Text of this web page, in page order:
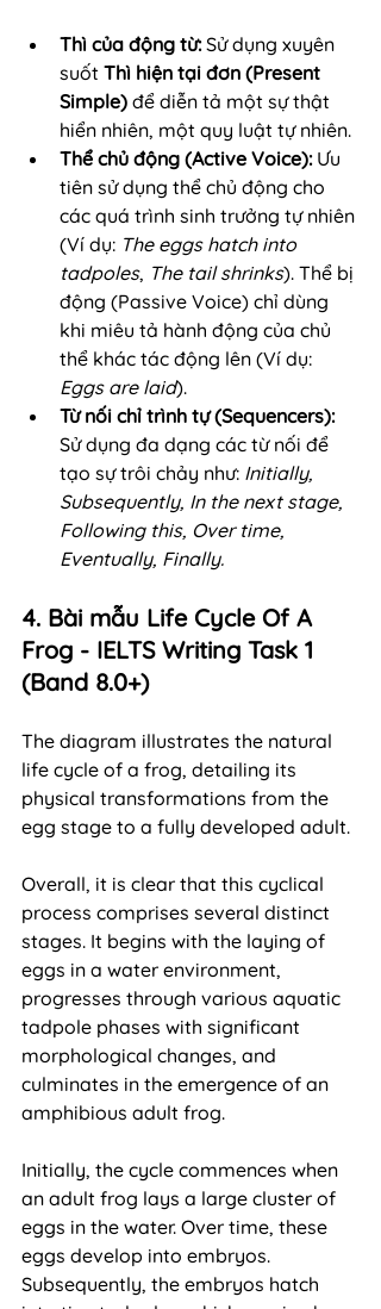
Thì của động từ: Sử dụng xuyên
suốt Thì hiện tại đơn (Present
Simple) để diễn tả một sự thật
hiển nhiên, một quy luật tự nhiên.
Thể chủ động (Active Voice): Ưu
tiên sử dụng thể chủ động cho
các quá trình sinh trưởng tự nhiên
(Ví dụ: The eggs hatch into
tadpoles, The tail shrinks). Thể bị
động (Passive Voice) chỉ dùng
khi miêu tả hành động của chủ
thể khác tác động lên (Ví dụ:
Eggs are laid).
Từ nối chỉ trình tự (Sequencers):
Sử dụng đa dạng các từ nối để
tạo sự trôi chảy như: Initially,
Subsequently, In the next stage,
Following this, Over time,
Eventually, Finally.
4. Bài mẫu Life Cycle Of A
Frog - IELTS Writing Task 1
(Band 8.0+)
The diagram illustrates the natural
life cycle of a frog, detailing its
physical transformations from the
egg stage to a fully developed adult.
Overall, it is clear that this cyclical
process comprises several distinct
stages. It begins with the laying of
eggs in a water environment,
progresses through various aquatic
tadpole phases with significant
morphological changes, and
culminates in the emergence of an
amphibious adult frog.
Initially, the cycle commences when
an adult frog lays a large cluster of
eggs in the water. Over time, these
eggs develop into embryos.
Subsequently, the embryos hatch